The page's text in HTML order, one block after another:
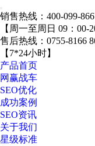
销售热线： 400-099-
【周一至周日 09：00-
售后热线： 0755-8166
【7*24小时】
产品首页
网赢战车
SEO优化
成功案例
SEO资讯
关于我们
星级标准